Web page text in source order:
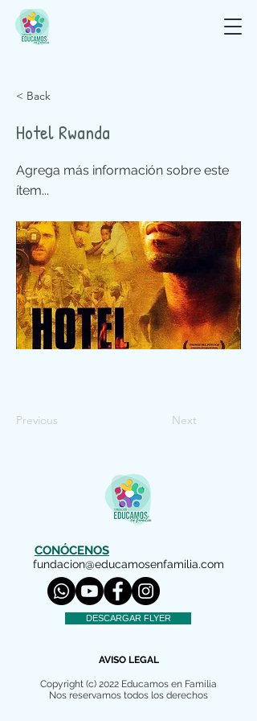
< Back
Hotel Rwanda
Agrega más información sobre este
ítem...
Previous Next
CONÓCENOS
fundacion@educamosenfamilia.com
DESCARGAR FLYER
AVISO LEGAL
Copyright (c) 2022 Educamos en Familia
Nos reservamos todos los derechos